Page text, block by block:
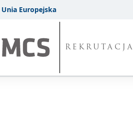
Unia Europejska
REKRUTACJA